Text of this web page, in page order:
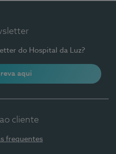
do Hospital da Luz?
aqui
cliente
frequentes